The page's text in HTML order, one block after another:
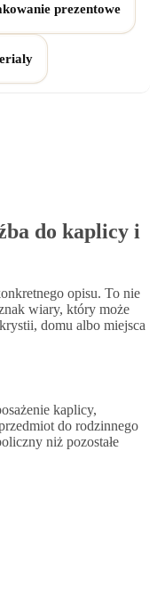
prezentowe
do kaplicy i
opisu. To nie
wiary, który może
domu albo miejsca
kaplicy,
do rodzinnego
niż pozostałe